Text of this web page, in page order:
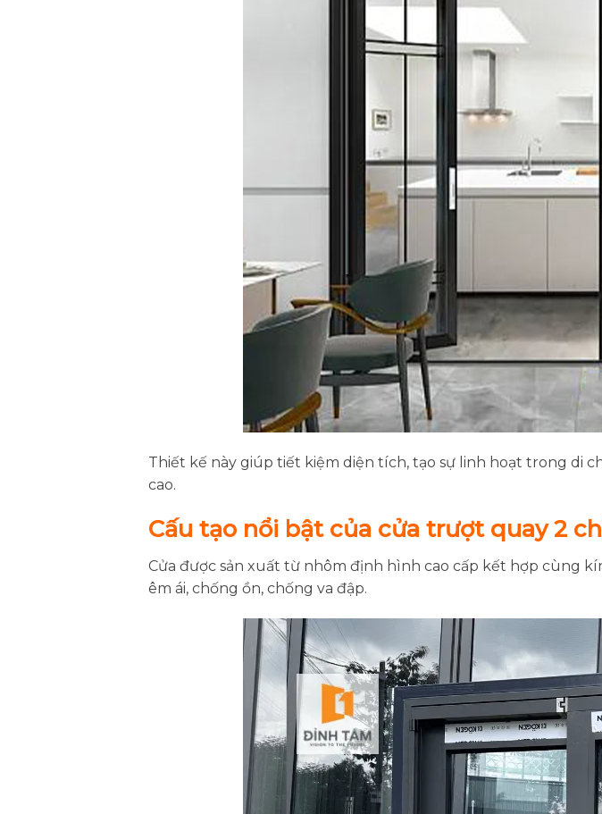
Thiết kế này giúp tiết kiệm diện tích, tạo sự linh hoạt trong di
cao.
Cấu tạo nổi bật của cửa trượt quay 2
Cửa được sản xuất từ nhôm định hình cao cấp kết hợp cùng
êm ái, chống ồn, chống va đập.